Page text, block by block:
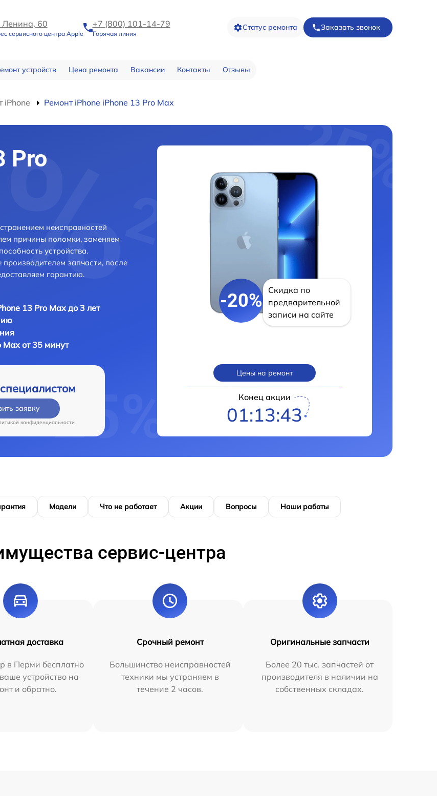
Ленина, 60
сервисного центра Apple
+7 (800) 101-14-79
Горячая линия
Статус ремонта Заказать звонок
устройств Цена ремонта Вакансии Контакты Отзывы
iPhone Ремонт iPhone iPhone 13 Pro Max
Pro
неисправностей
причины поломки, заменяем
устройства.
запчасти, после
гарантию.
13 Pro Max до 3 лет
Max от 35 минут
заявку
конфиденциальности
-20%
Скидка по
предварительной
записи на сайте
Цены на ремонт
Конец акции
01:13:42
Модели Что не работает Акции Вопросы Наши работы
сервис-центра
доставка
в Перми бесплатно
устройство на
и обратно.
Срочный ремонт
Большинство неисправностей
техники мы устраняем в
течение 2 часов.
Оригинальные запчасти
Более 20 тыс. запчастей от
производителя в наличии на
собственных складах.